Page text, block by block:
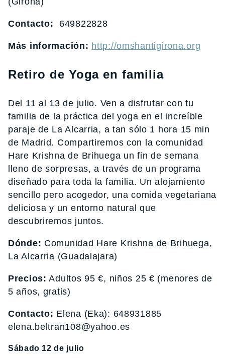
Contacto: 649822828
Más información: http://omshantigirona.org
Retiro de Yoga en familia
Del 11 al 13 de julio. Ven a disfrutar con tu
familia de la práctica del yoga en el increíble
paraje de La Alcarria, a tan sólo 1 hora 15 min
de Madrid. Compartiremos con la comunidad
Hare Krishna de Brihuega un fin de semana
lleno de sorpresas, a través de un programa
diseñado para toda la familia. Un alojamiento
sencillo pero acogedor, una comida vegetariana
deliciosa y un entorno natural que
descubriremos juntos.
Dónde: Comunidad Hare Krishna de Brihuega,
La Alcarria (Guadalajara)
Precios: Adultos 95 €, niños 25 € (menores de
5 años, gratis)
Contacto: Elena (Eka): 648931885
elena.beltran108@yahoo.es
Sábado 12 de julio